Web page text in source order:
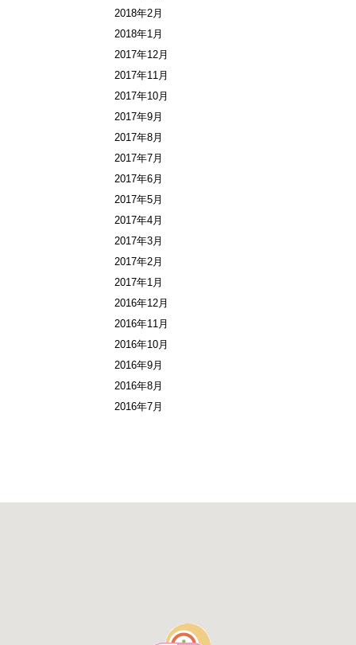
2018年2月
2018年1月
2017年12月
2017年11月
2017年10月
2017年9月
2017年8月
2017年7月
2017年6月
2017年5月
2017年4月
2017年3月
2017年2月
2017年1月
2016年12月
2016年11月
2016年10月
2016年9月
2016年8月
2016年7月